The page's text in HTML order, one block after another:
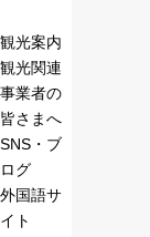
観光案内
観光関連
事業者の
皆さまへ
SNS・ブ
ログ
外国語サ
イト